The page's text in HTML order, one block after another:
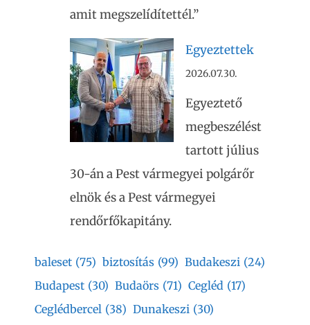
amit megszelídítettél.”
Egyeztettek
2026.07.30.
Egyeztető
megbeszélést
tartott július
30-án a Pest vármegyei polgárőr
elnök és a Pest vármegyei
rendőrfőkapitány.
baleset (75) biztosítás (99) Budakeszi (24)
Budapest (30) Budaörs (71) Cegléd (17)
Ceglédbercel (38) Dunakeszi (30)